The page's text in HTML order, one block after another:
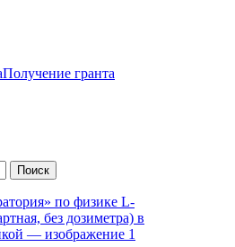
Получение гранта
Поиск